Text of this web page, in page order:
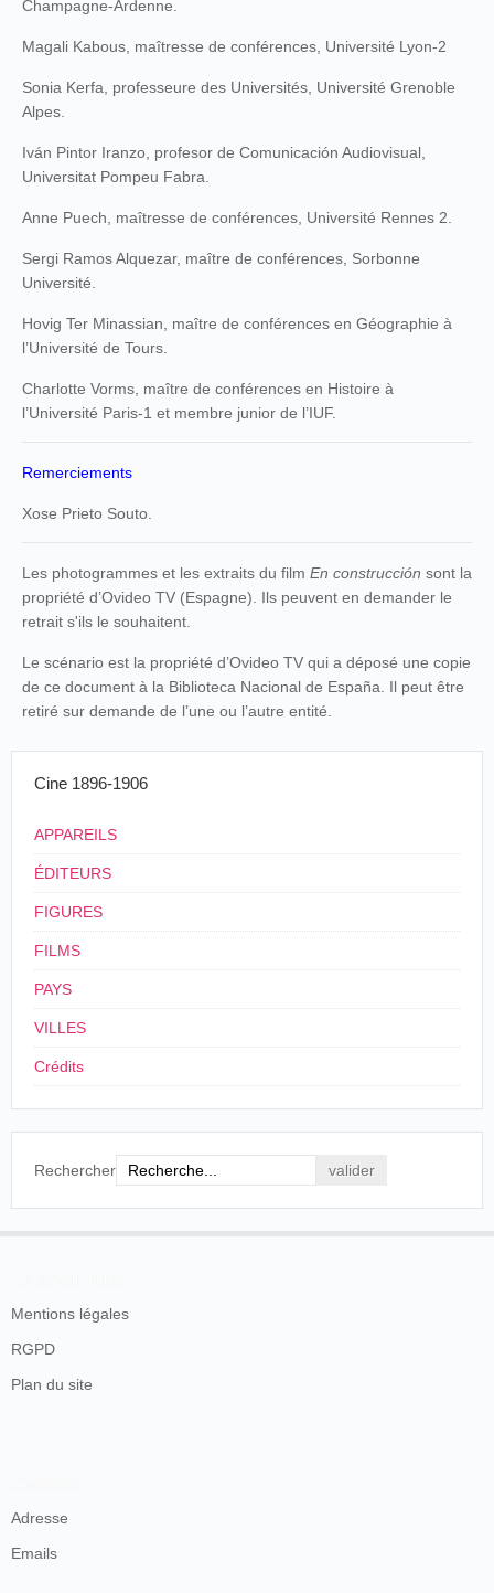
Champagne-Ardenne.
Magali Kabous, maîtresse de conférences, Université Lyon-2
Sonia Kerfa, professeure des Universités, Université Grenoble
Alpes.
Iván Pintor Iranzo, profesor de Comunicación Audiovisual,
Universitat Pompeu Fabra.
Anne Puech, maîtresse de conférences, Université Rennes 2.
Sergi Ramos Alquezar, maître de conférences, Sorbonne
Université.
Hovig Ter Minassian, maître de conférences en Géographie à
l’Université de Tours.
Charlotte Vorms, maître de conférences en Histoire à
l’Université Paris-1 et membre junior de l’IUF.
Remerciements
Xose Prieto Souto.
Les photogrammes et les extraits du film En construcción sont la
propriété d’Ovideo TV (Espagne). Ils peuvent en demander le
retrait s'ils le souhaitent.
Le scénario est la propriété d’Ovideo TV qui a déposé une copie
de ce document à la Biblioteca Nacional de España. Il peut être
retiré sur demande de l’une ou l’autre entité.
Cine 1896-1906
APPAREILS
ÉDITEURS
FIGURES
FILMS
PAYS
VILLES
Crédits
Rechercher
Mentions légales
RGPD
Plan du site
Adresse
Emails